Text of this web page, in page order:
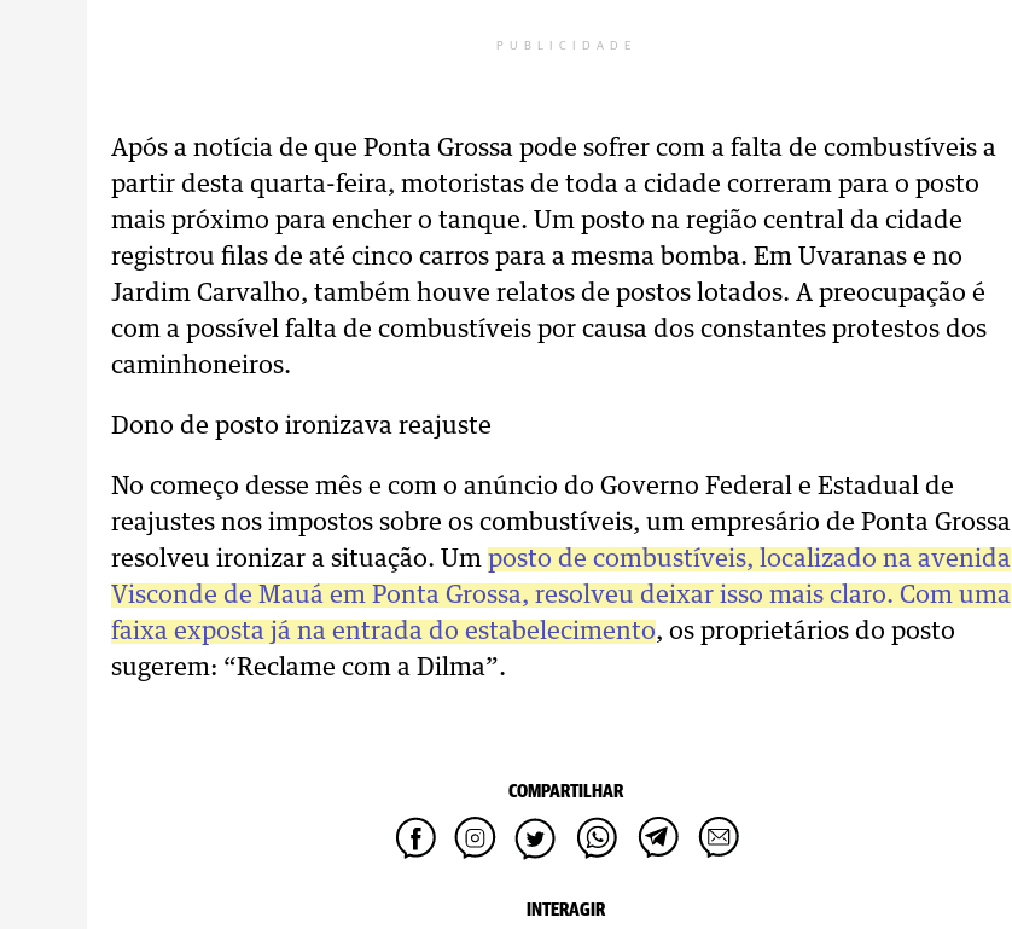
PUBLICIDADE
Após a notícia de que Ponta Grossa pode sofrer com a falta de combustíveis a
partir desta quarta-feira, motoristas de toda a cidade correram para o posto
mais próximo para encher o tanque. Um posto na região central da cidade
registrou filas de até cinco carros para a mesma bomba. Em Uvaranas e no
Jardim Carvalho, também houve relatos de postos lotados. A preocupação é
com a possível falta de combustíveis por causa dos constantes protestos dos
caminhoneiros.
Dono de posto ironizava reajuste
No começo desse mês e com o anúncio do Governo Federal e Estadual de
reajustes nos impostos sobre os combustíveis, um empresário de Ponta Grossa
resolveu ironizar a situação. Um posto de combustíveis, localizado na avenida
Visconde de Mauá em Ponta Grossa, resolveu deixar isso mais claro. Com uma
faixa exposta já na entrada do estabelecimento, os proprietários do posto
sugerem: “Reclame com a Dilma”.
COMPARTILHAR
INTERAGIR